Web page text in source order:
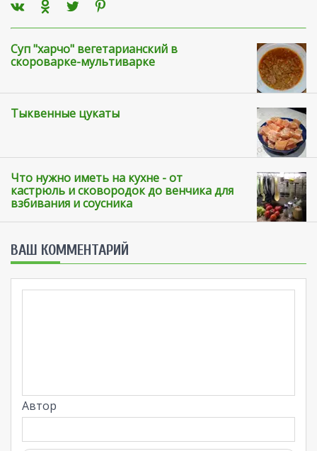
Суп "харчо" вегетарианский в
скороварке-мультиварке
Тыквенные цукаты
Что нужно иметь на кухне - от
кастрюль и сковородок до венчика для
взбивания и соусника
ВАШ КОММЕНТАРИЙ
Автор